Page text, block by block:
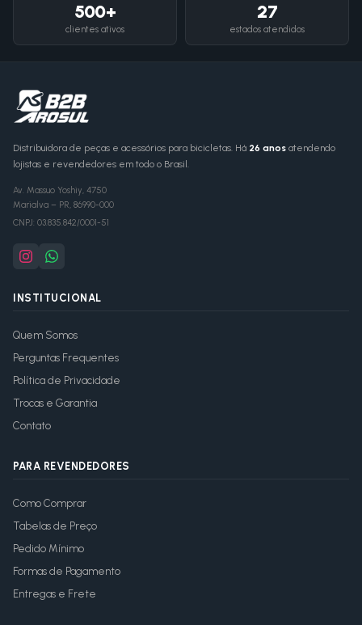
500+
clientes ativos
27
estados atendidos
Distribuidora de peças e acessórios para bicicletas. Há 26 anos atendendo
lojistas e revendedores em todo o Brasil.
Av. Massuo Yoshiy, 4750
Marialva – PR, 86990-000
CNPJ: 03.835.842/0001-51
INSTITUCIONAL
Quem Somos
Perguntas Frequentes
Política de Privacidade
Trocas e Garantia
Contato
PARA REVENDEDORES
Como Comprar
Tabelas de Preço
Pedido Mínimo
Formas de Pagamento
Entregas e Frete